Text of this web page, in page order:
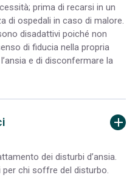
prima di recarsi in un
di ospedali in caso di malore.
disadattivi poiché non
di fiducia nella propria
e di disconfermare la
dei disturbi d’ansia.
per chi soffre del disturbo.